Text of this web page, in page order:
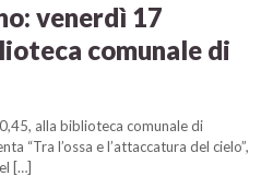
venerdì 17
comunale di
alla biblioteca comunale di
“Tra l’ossa e l’attaccatura del cielo”,
[…]